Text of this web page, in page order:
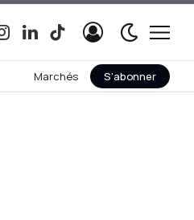
Instagram
LinkedInTikTok
Marchés S'abonner